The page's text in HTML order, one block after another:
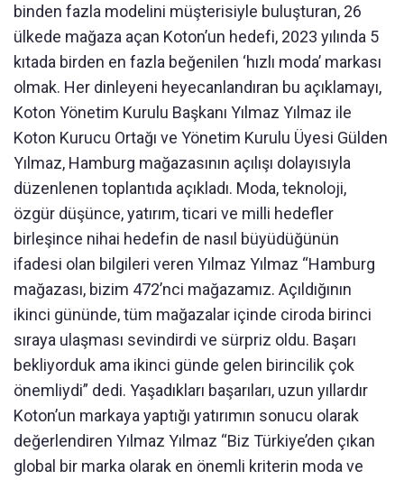
binden fazla modelini müşterisiyle buluşturan, 26
ülkede mağaza açan Koton’un hedefi, 2023 yılında 5
kıtada birden en fazla beğenilen ‘hızlı moda’ markası
olmak. Her dinleyeni heyecanlandıran bu açıklamayı,
Koton Yönetim Kurulu Başkanı Yılmaz Yılmaz ile
Koton Kurucu Ortağı ve Yönetim Kurulu Üyesi Gülden
Yılmaz, Hamburg mağazasının açılışı dolayısıyla
düzenlenen toplantıda açıkladı. Moda, teknoloji,
özgür düşünce, yatırım, ticari ve milli hedefler
birleşince nihai hedefin de nasıl büyüdüğünün
ifadesi olan bilgileri veren Yılmaz Yılmaz “Hamburg
mağazası, bizim 472’nci mağazamız. Açıldığının
ikinci gününde, tüm mağazalar içinde ciroda birinci
sıraya ulaşması sevindirdi ve sürpriz oldu. Başarı
bekliyorduk ama ikinci günde gelen birincilik çok
önemliydi” dedi. Yaşadıkları başarıları, uzun yıllardır
Koton’un markaya yaptığı yatırımın sonucu olarak
değerlendiren Yılmaz Yılmaz “Biz Türkiye’den çıkan
global bir marka olarak en önemli kriterin moda ve